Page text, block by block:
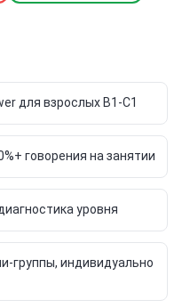
для взрослых B1-C1
говорения на занятии
уровня
группы, индивидуально